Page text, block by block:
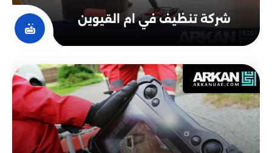
شركة تنظيف في ام القيوين